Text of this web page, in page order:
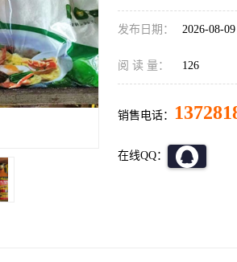
发布日期： 2026-08-09
阅 读 量： 126
销售电话：
在线QQ：